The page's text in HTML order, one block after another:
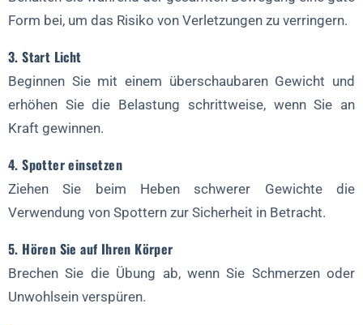
Form bei, um das Risiko von Verletzungen zu verringern.
3. Start Licht
Beginnen Sie mit einem überschaubaren Gewicht und
erhöhen Sie die Belastung schrittweise, wenn Sie an
Kraft gewinnen.
4. Spotter einsetzen
Ziehen Sie beim Heben schwerer Gewichte die
Verwendung von Spottern zur Sicherheit in Betracht.
5. Hören Sie auf Ihren Körper
Brechen Sie die Übung ab, wenn Sie Schmerzen oder
Unwohlsein verspüren.